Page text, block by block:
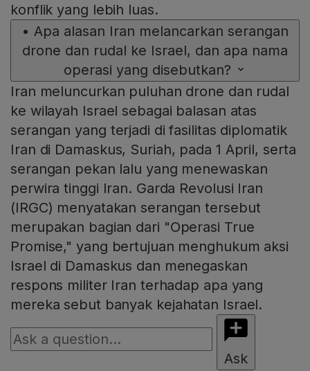
konflik yang lebih luas.
• Apa alasan Iran melancarkan serangan
drone dan rudal ke Israel, dan apa nama
operasi yang disebutkan?
Iran meluncurkan puluhan drone dan rudal
ke wilayah Israel sebagai balasan atas
serangan yang terjadi di fasilitas diplomatik
Iran di Damaskus, Suriah, pada 1 April, serta
serangan pekan lalu yang menewaskan
perwira tinggi Iran. Garda Revolusi Iran
(IRGC) menyatakan serangan tersebut
merupakan bagian dari "Operasi True
Promise," yang bertujuan menghukum aksi
Israel di Damaskus dan menegaskan
respons militer Iran terhadap apa yang
mereka sebut banyak kejahatan Israel.
Ask